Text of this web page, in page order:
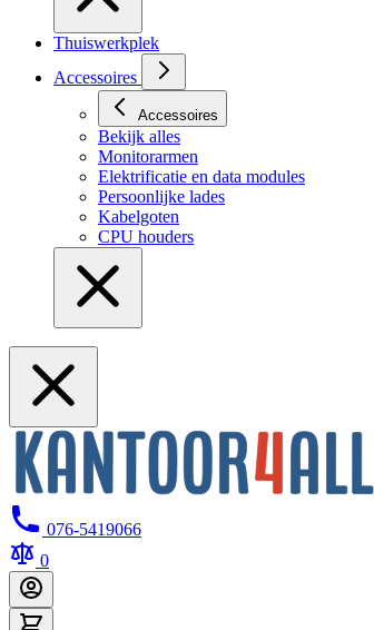
Thuiswerkplek
Accessoires
Accessoires
Bekijk alles
Monitorarmen
Elektrificatie en data modules
Persoonlijke lades
Kabelgoten
CPU houders
076-5419066
0